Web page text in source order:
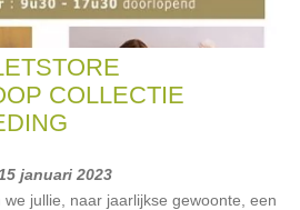
COLLECTIE
januari 2023
jullie, naar jaarlijkse gewoonte, een